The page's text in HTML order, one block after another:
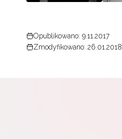
Opublikowano: 9.11.2017
Zmodyfikowano: 26.01.2018